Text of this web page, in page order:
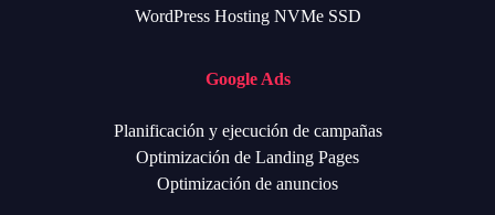
WordPress Hosting NVMe SSD
Google Ads
Planificación y ejecución de campañas
Optimización de Landing Pages
Optimización de anuncios